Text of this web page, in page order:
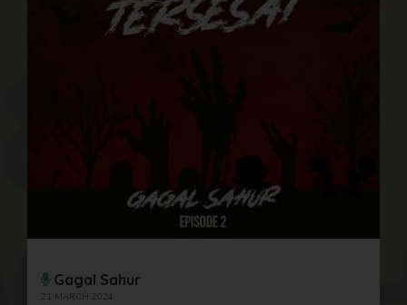
Gagal Sahur
21 MARCH 2024